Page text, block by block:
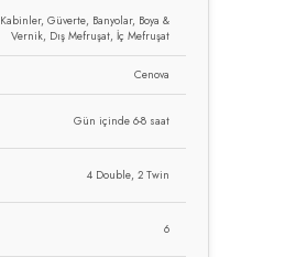
Kabinler, Güverte, Banyolar, Boya &
Vernik, Dış Mefruşat, İç Mefruşat
Cenova
Gün içinde 6-8 saat
4 Double, 2 Twin
6